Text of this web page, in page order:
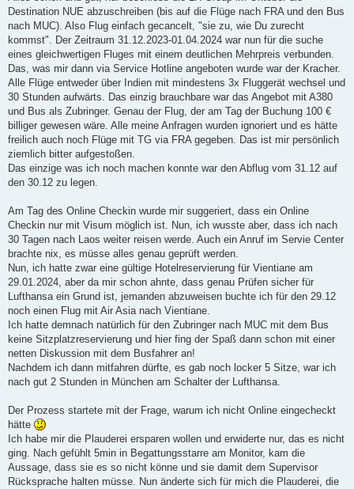
Destination NUE abzuschreiben (bis auf die Flüge nach FRA und den Bus
nach MUC). Also Flug einfach gecancelt, "sie zu, wie Du zurecht
kommst". Der Zeitraum 31.12.2023-01.04.2024 war nun für die suche
eines gleichwertigen Fluges mit einem deutlichen Mehrpreis verbunden.
Das, was mir dann via Service Hotline angeboten wurde war der Kracher.
Alle Flüge entweder über Indien mit mindestens 3x Fluggerät wechsel und
30 Stunden aufwärts. Das einzig brauchbare war das Angebot mit A380
und Bus als Zubringer. Genau der Flug, der am Tag der Buchung 100 €
billiger gewesen wäre. Alle meine Anfragen wurden ignoriert und es hätte
freilich auch noch Flüge mit TG via FRA gegeben. Das ist mir persönlich
ziemlich bitter aufgestoßen.
Das einzige was ich noch machen konnte war den Abflug vom 31.12 auf
den 30.12 zu legen.
Am Tag des Online Checkin wurde mir suggeriert, dass ein Online
Checkin nur mit Visum möglich ist. Nun, ich wusste aber, dass ich nach
30 Tagen nach Laos weiter reisen werde. Auch ein Anruf im Servie Center
brachte nix, es müsse alles genau geprüft werden.
Nun, ich hatte zwar eine gültige Hotelreservierung für Vientiane am
29.01.2024, aber da mir schon ahnte, dass genau Prüfen sicher für
Lufthansa ein Grund ist, jemanden abzuweisen buchte ich für den 29.12
noch einen Flug mit Air Asia nach Vientiane.
Ich hatte demnach natürlich für den Zubringer nach MUC mit dem Bus
keine Sitzplatzreservierung und hier fing der Spaß dann schon mit einer
netten Diskussion mit dem Busfahrer an!
Nachdem ich dann mitfahren dürfte, es gab noch locker 5 Sitze, war ich
nach gut 2 Stunden in München am Schalter der Lufthansa.
Der Prozess startete mit der Frage, warum ich nicht Online eingecheckt
hätte
Ich habe mir die Plauderei ersparen wollen und erwiderte nur, das es nicht
ging. Nach gefühlt 5min in Begattungsstarre am Monitor, kam die
Aussage, dass sie es so nicht könne und sie damit dem Supervisor
Rücksprache halten müsse. Nun änderte sich für mich die Plauderei, die